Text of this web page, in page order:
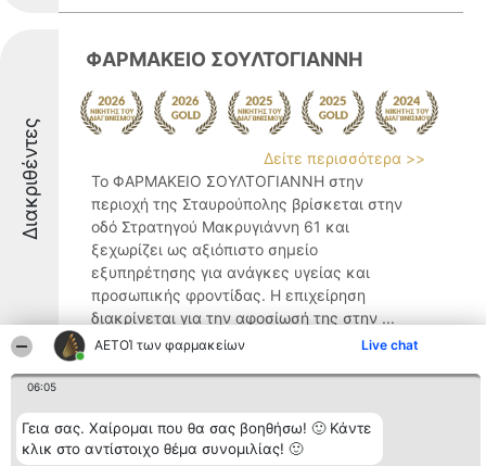
ΑΕΤΟΊ των φαρμακείων Live chat
06:05
Γεια σας. Χαίρομαι που θα σας βοηθήσω! 🙂 Κάντε
κλικ στο αντίστοιχο θέμα συνομιλίας! 🙂
Διακριθέντες
ΦΑΡΜΑΚΕΙΟ ΣΟΥΛΤΟΓΙΑΝΝΗ
Δείτε περισσότερα >>
Το ΦΑΡΜΑΚΕΙΟ ΣΟΥΛΤΟΓΙΑΝΝΗ στην
περιοχή της Σταυρούπολης βρίσκεται στην
οδό Στρατηγού Μακρυγιάννη 61 και
ξεχωρίζει ως αξιόπιστο σημείο
εξυπηρέτησης για ανάγκες υγείας και
προσωπικής φροντίδας. Η επιχείρηση
διακρίνεται για την αφοσίωσή της στην ...
9.2
Τσιλοφίτη Φ - Μπαμπουρδάς Φ
Συστεγασμένα φαρμακεία Ο.Ε